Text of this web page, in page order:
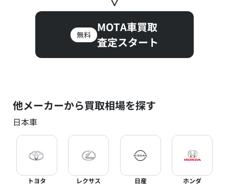
無料
MOTA車買取
査定スタート
他メーカーから買取相場を探す
日本車
トヨタ レクサス 日産 ホンダ